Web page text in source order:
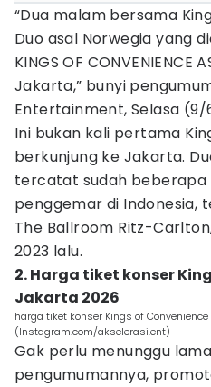
“Dua malam bersama
Duo asal Norwegia yang
KINGS OF CONVENIENCE
Jakarta,” bunyi
Entertainment, Selasa
Ini bukan kali pertama
berkunjung ke Jakarta.
tercatat sudah beberapa
penggemar di Indonesia,
The Ballroom Ritz-
2023 lalu.
2. Harga tiket konser
Jakarta 2026
harga tiket konser Kings of
(Instagram.com/akselerasi.ent)
Gak perlu menunggu
pengumumannya,